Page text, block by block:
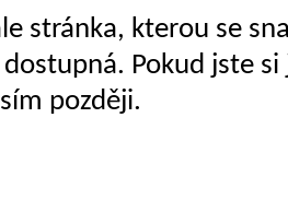
stránka, kterou se
Pokud jste
později.